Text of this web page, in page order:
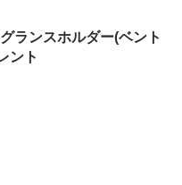
ランスホルダー(ベント
ント